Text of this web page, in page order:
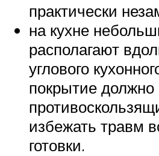
практически
на кухне
располагают
углового
покрытие
избежать травм
готовки.